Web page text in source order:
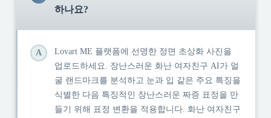
하나요?
A
Lovart ME 플랫폼에 선명한 정면 초상화 사진을
업로드하세요. 장난스러운 화난 여자친구 AI가 얼
굴 랜드마크를 분석하고 눈과 입 같은 주요 특징을
식별한 다음 특징적인 장난스러운 짜증 표정을 만
들기 위해 표정 변환을 적용합니다. 화난 여자친구